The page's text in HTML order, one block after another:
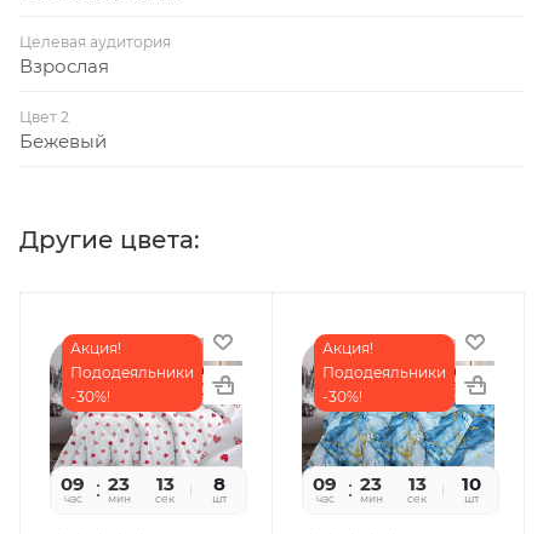
Целевая аудитория
Взрослая
Цвет 2
Бежевый
Другие цвета:
Акция!
Пододеяльники
-30%!
09
час
23
мин
12
сек
8
шт
Акция!
Пододеяльники
-30%!
09
час
23
мин
12
сек
10
шт